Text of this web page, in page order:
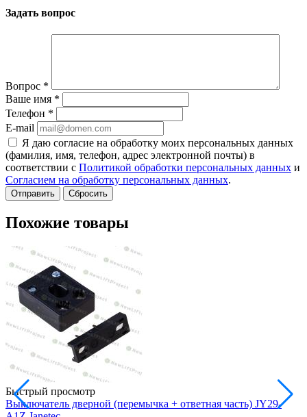
Задать вопрос
Вопрос *
Ваше имя *
Телефон *
E-mail
Я даю согласие на обработку моих персональных данных
(фамилия, имя, телефон, адрес электронной почты) в
соответствии с Политикой обработки персональных данных и
Согласием на обработку персональных данных.
Сбросить
Похожие товары
Быстрый просмотр
Выключатель дверной (перемычка + ответная часть) JY29-